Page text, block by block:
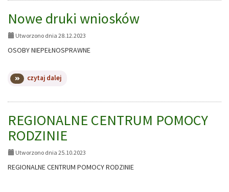
Nowe druki wniosków
Utworzono dnia 28.12.2023
OSOBY NIEPEŁNOSPRAWNE
czytaj dalej
druki
REGIONALNE CENTRUM POMOCY
RODZINIE
Utworzono dnia 25.10.2023
REGIONALNE CENTRUM POMOCY RODZINIE